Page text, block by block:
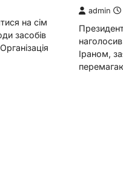
на сім
засобів
admin
Іраном,